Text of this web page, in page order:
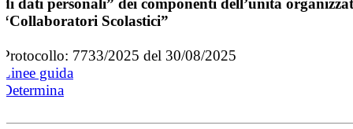
di dati personali” dei componenti dell’unità
“Collaboratori Scolastici”
Protocollo: 7733/2025 del 30/08/2025
Linee guida
Determina